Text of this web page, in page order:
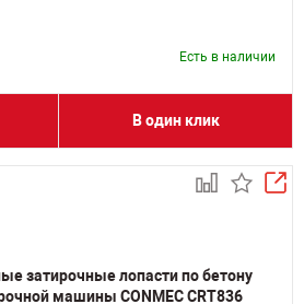
Есть в наличии
В один клик